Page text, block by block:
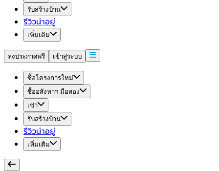
รับสร้างบ้าน
รีวิวน่าอยู่
เพิ่มเติม
ลงประกาศฟรี เข้าสู่ระบบ
ซื้อโครงการใหม่
ซื้ออสังหาฯ มือสอง
เช่า
รับสร้างบ้าน
รีวิวน่าอยู่
เพิ่มเติม